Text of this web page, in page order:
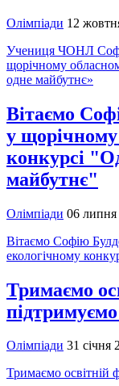
Олімпіади 12
Учениця ЧОНЛ
щорічному
одне майбутнє»
Вітаємо
у
конкурсі
майбутнє"
Олімпіади 06 липня
Вітаємо Софію
екологічному
Тримаємо
Олімпіади 31 січня
Тримаємо освітній